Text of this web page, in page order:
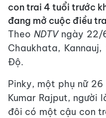
con trai 4 tuổi trước
đang mở cuộc điều
TheoNDTVngày 22/
Chaukhata,
Độ.
Pinky, một phụ nữ
Kumar Rajput, người
đôi có một cậu con